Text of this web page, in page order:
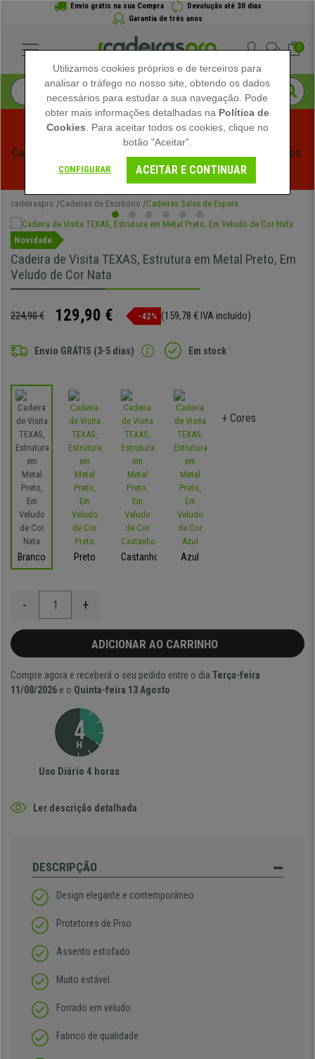
Envio grátis na sua Compra
Devolução até 30 dias
Garantia de três anos
0
Começam os Saldos de Verão em Cadeiraspro! Descontos
Exclusivos por Tempo Limitado - Ver Promoção
cadeiraspro Cadeiras de Escritório Cadeiras Salas de Espera
Novidade
Cadeira de Visita TEXAS, Estrutura em Metal Preto, Em
Veludo de Cor Nata
224,90 € 129,90 € -42% (159,78 € IVA incluído)
Envio GRÁTIS (3-5 dias) Em stock
Branco Preto Castanho Azul
+ Cores
- +
ADICIONAR AO CARRINHO
Compre agora e receberá o seu pedido entre o dia Terça-feira
11/08/2026 e o Quinta-feira 13 Agosto
Uso Diário 4 horas
Ler descrição detalhada
DESCRIPÇÃO
Design elegante e contemporâneo
Protetores de Piso
Assento estofado
Muito estável
Forrado em veludo
Fabrico de qualidade
Utilizamos cookies próprios e de terceiros para
analisar o tráfego no nosso site, obtendo os dados
necessários para estudar a sua navegação. Pode
obter mais informações detalhadas na Política de
Cookies . Para aceitar todos os cookies, clique no
botão "Aceitar".
CONFIGURAR ACEITAR E CONTINUAR